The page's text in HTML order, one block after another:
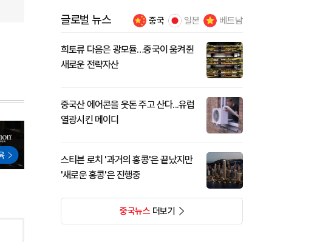
글로벌 뉴스 중국 일본 베트남
희토류 다음은 광모듈…중국이 움켜쥔
새로운 전략자산
중국산 에어콘을 웃돈 주고 산다...유럽
열광시킨 메이디
스티븐 로치 '과거의 홍콩'은 끝났지만
'새로운 홍콩'은 진행중
중국뉴스더보기